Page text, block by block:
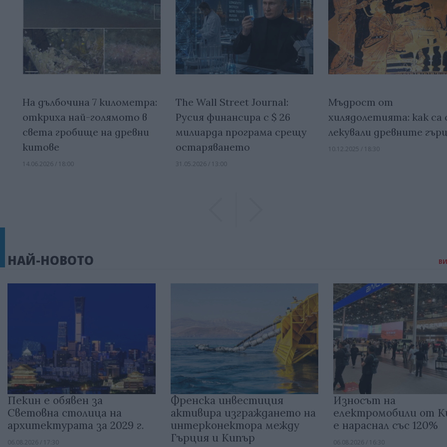
На дълбочина 7 километра:
откриха най-голямото в
света гробище на древни
китове
14.06.2026 / 18:00
The Wall Street Journal:
Русия финансира с $ 26
милиарда програма срещу
остаряването
31.05.2026 / 13:00
Мъдрост от
хилядолетията: как са
лекували древните
10.12.2025 / 18:30
НАЙ-НОВОТО
Пекин е обявен за
Световна столица на
архитектурата за 2029 г.
06.08.2026 / 17:30
Френска инвестиция
активира изграждането на
интерконектора между
Гърция и Кипър
Износът на
електромобили от
е нараснал със 120%
06.08.2026 / 16:30